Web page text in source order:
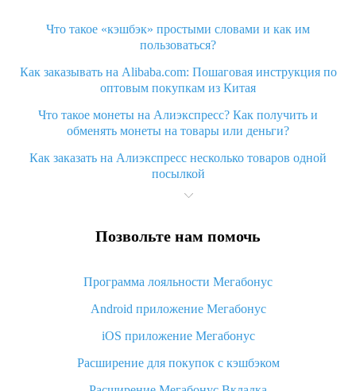
Что такое «кэшбэк» простыми словами и как им
пользоваться?
Как заказывать на Alibaba.com: Пошаговая инструкция по
оптовым покупкам из Китая
Что такое монеты на Алиэкспресс? Как получить и
обменять монеты на товары или деньги?
Как заказать на Алиэкспресс несколько товаров одной
посылкой
Что значит статус «Заказ закрыт» на Алиэкспресс и что
Что делать, если Алиэкспресс просит ввести паспортные
Как узнать, куда пришла посылка с Алиэкспресс
Вы отменили заказ на Алиэкспресс, когда вернут деньги?
Что такое баллы на Алиэкспресс, как их получить и
«AliExpress Standard Shipping»: что это за метод доставки и
Позвольте нам помочь
Программа лояльности Мегабонус
Android приложение Мегабонус
iOS приложение Мегабонус
Расширение для покупок с кэшбэком